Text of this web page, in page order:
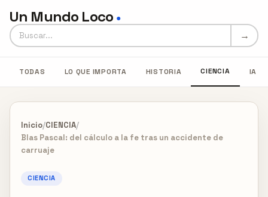
Un Mundo Loco ●
Buscar en Un Mundo Loco →
TODAS LO QUE IMPORTA HISTORIA CIENCIA IA
Inicio/CIENCIA/
Blas Pascal: del cálculo a la fe tras un accidente de
carruaje
CIENCIA